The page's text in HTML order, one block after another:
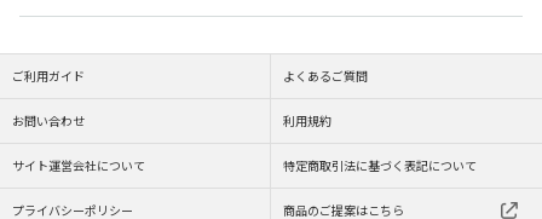
ご利用ガイド よくあるご質問
お問い合わせ 利用規約
サイト運営会社について 特定商取引法に基づく表記について
プライバシーポリシー 商品のご提案はこちら